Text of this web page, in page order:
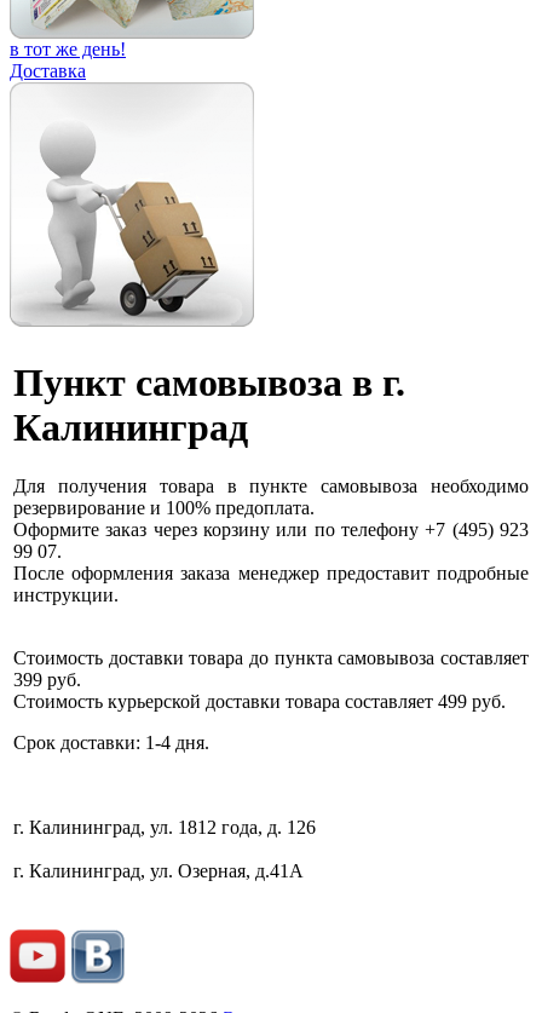
в тот же день!
Доставка
Пункт самовывоза в г.
Калининград
Для получения товара в пункте самовывоза необходимо
резервирование и 100% предоплата.
Оформите заказ через корзину или по телефону +7 (495) 923
99 07.
После оформления заказа менеджер предоставит подробные
инструкции.
Стоимость доставки товара до пункта самовывоза составляет
399 руб.
Стоимость курьерской доставки товара составляет 499 руб.
Срок доставки: 1-4 дня.
г. Калининград, ул. 1812 года, д. 126
г. Калининград, ул. Озерная, д.41А